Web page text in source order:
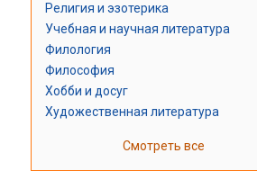
Религия и эзотерика
Учебная и научная литература
Филология
Философия
Хобби и досуг
Художественная литература
Смотреть все